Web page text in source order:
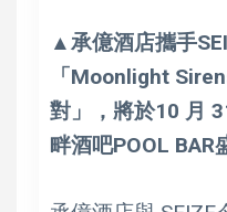
▲承億酒店攜手
「Moonlight
對」，將於10 月
畔酒吧POOL BAR